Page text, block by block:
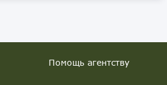
Помощь агентству